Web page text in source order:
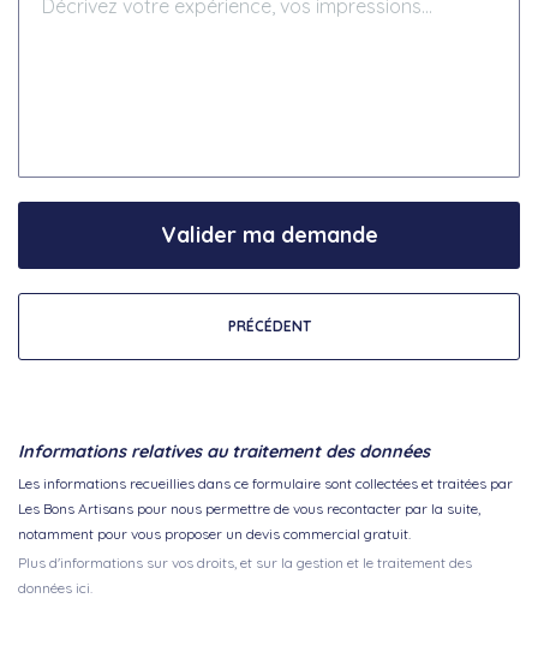
PRÉCÉDENT
Valider ma demande
Informations relatives au traitement des données
Les informations recueillies dans ce formulaire sont collectées et traitées par
Les Bons Artisans pour nous permettre de vous recontacter par la suite,
notamment pour vous proposer un devis commercial gratuit.
Plus d'informations sur vos droits, et sur la gestion et le traitement des
données ici.